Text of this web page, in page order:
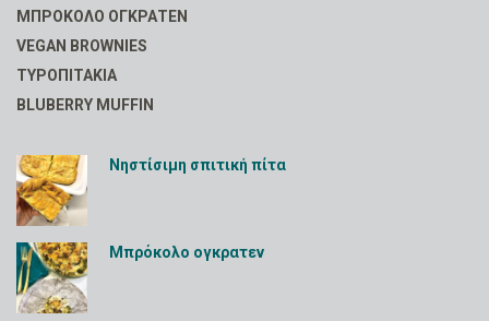
ΜΠΡΌΚΟΛΟ ΟΓΚΡΑΤΕΝ
VEGAN BROWNIES
ΤΥΡΟΠΙΤΆΚΙΑ
BLUBERRY MUFFIN
Νηστίσιμη σπιτική πίτα
Μπρόκολο ογκρατεν